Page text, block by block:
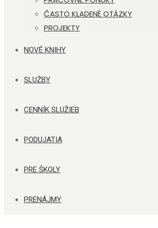
ČASTO KLADENÉ OTÁZKY
PROJEKTY
NOVÉ KNIHY
SLUŽBY
CENNÍK SLUŽIEB
PODUJATIA
PRE ŠKOLY
PRENÁJMY